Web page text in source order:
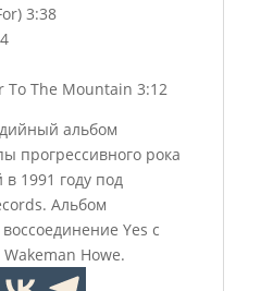
3:38
To The Mountain 3:12
альбом
прогрессивного рока
1991 году под
Альбом
Yes с
Howe.